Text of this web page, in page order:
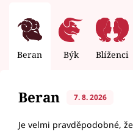
Beran Býk Blíženci
Beran 7. 8. 2026
Je velmi pravděpodobné,